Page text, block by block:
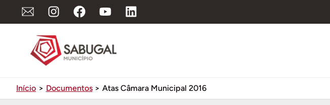
Início Documentos Atas Câmara Municipal 2016